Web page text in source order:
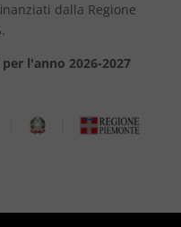
dalla Regione
l'anno 2026-2027